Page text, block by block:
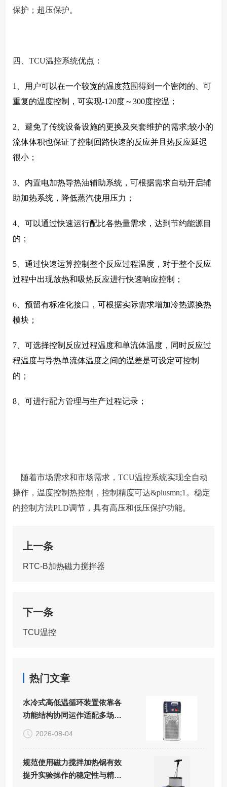
保护；超压保护。
四、TCU温控系统优点：
1、用户可以在一个较宽的温度范围得到一个密闭的、可
重复的温度控制，可实现-120度～300度控温；
2、避免了传统设备设施的更换及夹套维护的需求;较小的
流体体积也保证了控制回路快速的反应并且热反应延迟
很小；
3、内置电加热导热油辅助系统，可根据需求自动开启辅
助加热系统，降低蒸汽使用压力；
4、可以通过快速运行配比各热量需求，达到节约能源目
的；
5、通过快速运算控制整个反应过程温度，对于整个反应
过程中出现放热和吸热反应进行快速响应控制；
6、预留有标准化接口，可根据实际需求增加冷热源换热
模块；
7、可选择控制反应过程温度和单流体温度，同时反应过
程温度与导热单流体温度之间的温差是可设定可控制
的；
8、可进行配方管理与生产过程记录；
随着市场需求和市场需求，TCU温控系统实现全自动
操作，温度控制热控制，控制精度可达&plusmn;1。稳定
的控制方法PLD调节，具有高压和低压保护功能。
上一条
RTC-B加热磁力搅拌器
下一条
TCU温控
热门文章
水冷式高低温循环装置依靠各
功能结构协同运作适配多场景
精密控温需求
2026-08-04
规范使用磁力搅拌加热锅有效
提升实验操作的稳定性与精准